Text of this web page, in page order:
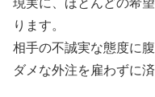
ります。
相手の不誠実な態度に
ダメな外注を雇わずに